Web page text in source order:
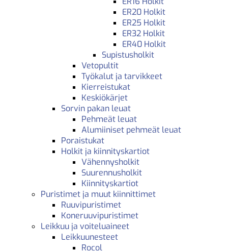
ER20 Holkit
ER25 Holkit
ER32 Holkit
ER40 Holkit
Supistusholkit
Vetopultit
Työkalut ja tarvikkeet
Kierreistukat
Keskiökärjet
Sorvin pakan leuat
Pehmeät leuat
Alumiiniset pehmeät leuat
Poraistukat
Holkit ja kiinnityskartiot
Vähennysholkit
Suurennusholkit
Kiinnityskartiot
Puristimet ja muut kiinnittimet
Ruuvipuristimet
Koneruuvipuristimet
Leikkuu ja voiteluaineet
Leikkuunesteet
Rocol